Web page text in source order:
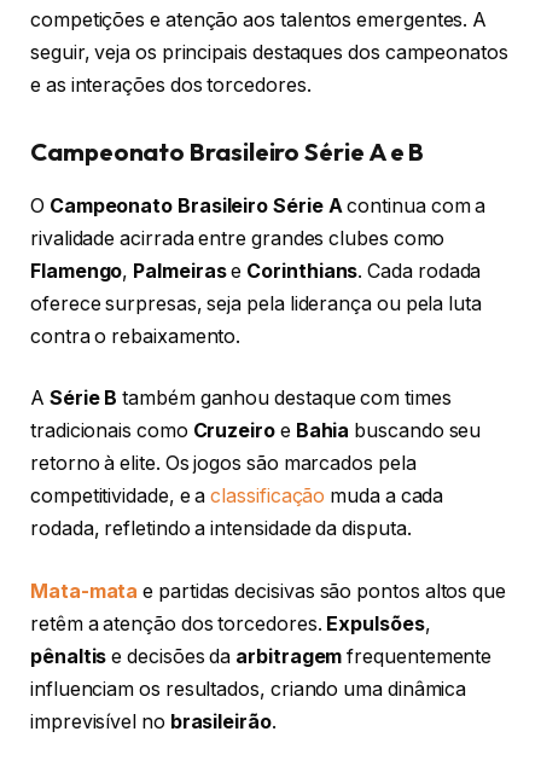
competições e atenção aos talentos emergentes. A
seguir, veja os principais destaques dos campeonatos
e as interações dos torcedores.
Campeonato Brasileiro Série A e B
O Campeonato Brasileiro Série A continua com a
rivalidade acirrada entre grandes clubes como
Flamengo, Palmeirase Corinthians. Cada rodada
oferece surpresas, seja pela liderança ou pela luta
contra o rebaixamento.
A Série B também ganhou destaque com times
tradicionais como Cruzeiroe Bahia buscando seu
retorno à elite. Os jogos são marcados pela
competitividade, e aclassificação muda a cada
rodada, refletindo a intensidade da disputa.
Mata-mata e partidas decisivas são pontos altos que
retêm a atenção dos torcedores. Expulsões,
pênaltis e decisões da arbitragem frequentemente
influenciam os resultados, criando uma dinâmica
imprevisível no brasileirão.